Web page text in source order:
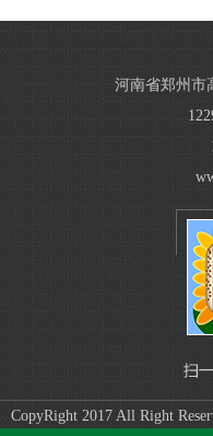
河南省郑州市
CopyRight 2017 All Right